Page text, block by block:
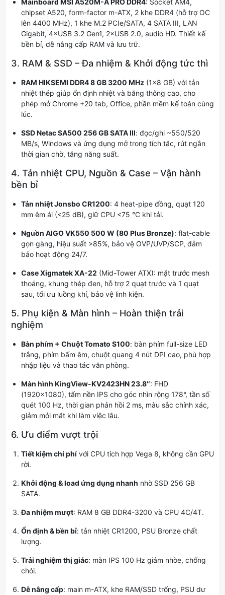
Mainboard MSI A520M-A PRO DDR4: Socket AM4,
chipset A520, form-factor m-ATX, 2 khe DDR4 (hỗ trợ OC
lên 4400 MHz), 1 khe M.2 PCIe/SATA, 4 SATA III, LAN
Gigabit, 4×USB 3.2 Gen1, 2×USB 2.0, audio HD. Thiết kế
bền bỉ, dễ nâng cấp RAM và lưu trữ.
3. RAM & SSD – Đa nhiệm & Khởi động tức thì
RAM HIKSEMI DDR4 8 GB 3200 MHz (1×8 GB) với tản
nhiệt thép giúp ổn định nhiệt và băng thông cao, cho
phép mở Chrome +20 tab, Office, phần mềm kế toán cùng
lúc.
SSD Netac SA500 256 GB SATA III: đọc/ghi ~550/520
MB/s, Windows và ứng dụng mở trong tích tắc, rút ngắn
thời gian chờ, tăng năng suất.
4. Tản nhiệt CPU, Nguồn & Case – Vận hành
bền bỉ
Tản nhiệt Jonsbo CR1200: 4 heat-pipe đồng, quạt 120
mm êm ái (<25 dB), giữ CPU <75 °C khi tải.
Nguồn AIGO VK550 500 W (80 Plus Bronze): flat-cable
gọn gàng, hiệu suất >85%, bảo vệ OVP/UVP/SCP, đảm
bảo hoạt động 24/7.
Case Xigmatek XA-22 (Mid-Tower ATX): mặt trước mesh
thoáng, khung thép đen, hỗ trợ 2 quạt trước và 1 quạt
sau, tối ưu luồng khí, bảo vệ linh kiện.
5. Phụ kiện & Màn hình – Hoàn thiện trải
nghiệm
Bàn phím + Chuột Tomato S100: bàn phím full-size LED
trắng, phím bấm êm, chuột quang 4 nút DPI cao, phù hợp
nhập liệu và thao tác văn phòng.
Màn hình KingView-KV2423HN 23.8″: FHD
(1920×1080), tấm nền IPS cho góc nhìn rộng 178°, tần số
quét 100 Hz, thời gian phản hồi 2 ms, màu sắc chính xác,
giảm mỏi mắt khi làm việc lâu.
6. Ưu điểm vượt trội
Tiết kiệm chi phí với CPU tích hợp Vega 8, không cần GPU
rời.
Khởi động & load ứng dụng nhanh nhờ SSD 256 GB
SATA.
Đa nhiệm mượt: RAM 8 GB DDR4-3200 và CPU 4C/4T.
Ổn định & bền bỉ: tản nhiệt CR1200, PSU Bronze chất
lượng.
Trải nghiệm thị giác: màn IPS 100 Hz giảm nhòe, chống
chói.
Dễ nâng cấp: main m-ATX, khe RAM/SSD trống, PSU dư